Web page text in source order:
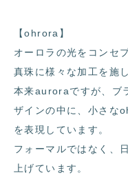
【ohrora】
オーロラの光をコンセ
真珠に様々な加工を施
本来auroraですが、ブ
ザインの中に、小さな
を表現しています。
フォーマルではなく、
上げています。